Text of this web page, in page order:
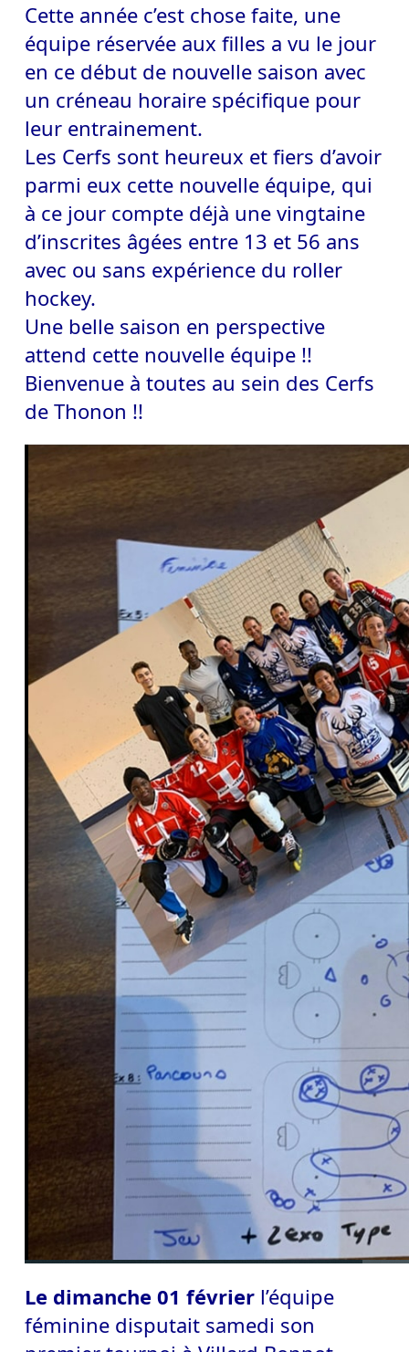
Cette année c’est chose faite, une
équipe réservée aux filles a vu le jour
en ce début de nouvelle saison avec
un créneau horaire spécifique pour
leur entrainement.
Les Cerfs sont heureux et fiers d’avoir
parmi eux cette nouvelle équipe, qui
à ce jour compte déjà une vingtaine
d’inscrites âgées entre 13 et 56 ans
avec ou sans expérience du roller
hockey.
Une belle saison en perspective
attend cette nouvelle équipe !!
Bienvenue à toutes au sein des Cerfs
de Thonon !!
Le dimanche 01 février l’équipe
féminine disputait samedi son